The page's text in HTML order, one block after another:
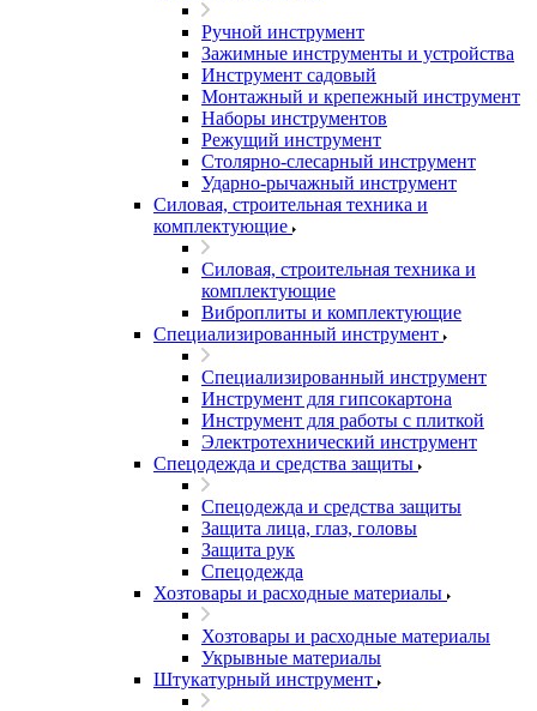
Ручной инструмент
Зажимные инструменты и устройства
Инструмент садовый
Монтажный и крепежный инструмент
Наборы инструментов
Режущий инструмент
Столярно-слесарный инструмент
Ударно-рычажный инструмент
Силовая, строительная техника и
комплектующие
Силовая, строительная техника и
комплектующие
Виброплиты и комплектующие
Специализированный инструмент
Специализированный инструмент
Инструмент для гипсокартона
Инструмент для работы с плиткой
Электротехнический инструмент
Спецодежда и средства защиты
Спецодежда и средства защиты
Защита лица, глаз, головы
Защита рук
Спецодежда
Хозтовары и расходные материалы
Хозтовары и расходные материалы
Укрывные материалы
Штукатурный инструмент